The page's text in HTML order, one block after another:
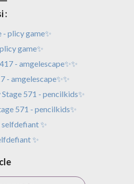
:
game✨
- amgelescape✨✨
571 - pencilkids✨
✨